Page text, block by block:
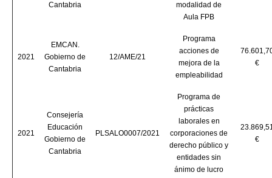
Cantabria
modalidad de
Aula FPB
2021
EMCAN.
Gobierno de
Cantabria
12/AME/21
Programa
acciones de
mejora de la
empleabilidad
€
2021
Consejería
Educación
Gobierno de
Cantabria
PLSALO0007/2021
Programa de
prácticas
laborales en
corporaciones de
derecho público y
entidades sin
ánimo de lucro
€